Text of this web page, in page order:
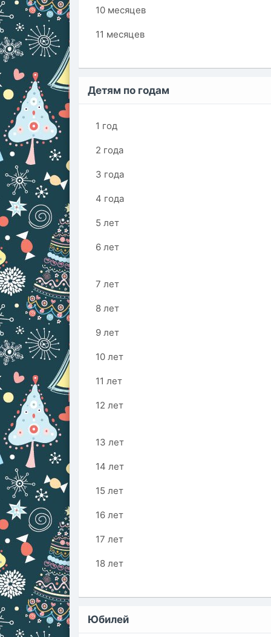
10 месяцев
11 месяцев
Детям по годам
1 год
2 года
3 года
4 года
5 лет
6 лет
7 лет
8 лет
9 лет
10 лет
11 лет
12 лет
13 лет
14 лет
15 лет
16 лет
17 лет
18 лет
Юбилей